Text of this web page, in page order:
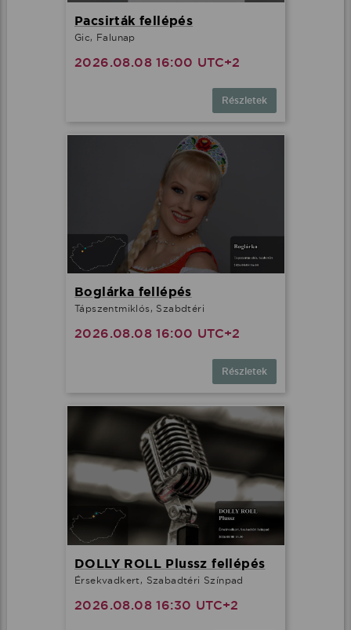
Pacsirták fellépés
Gic, Falunap
2026.08.08 16:00 UTC+2
Részletek
Boglárka fellépés
Tápszentmiklós, Szabdtéri
2026.08.08 16:00 UTC+2
Részletek
DOLLY ROLL Plussz fellépés
Érsekvadkert, Szabadtéri Színpad
2026.08.08 16:30 UTC+2